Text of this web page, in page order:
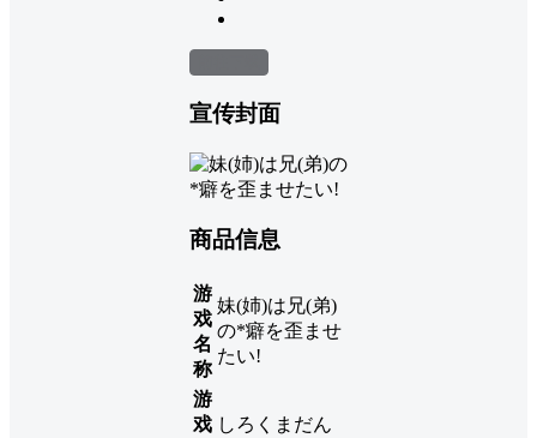
宣传封面
商品信息
游
戏
名
称
妹(姉)は兄(弟)
の*癖を歪ませ
たい!
游
戏 しろくまだん